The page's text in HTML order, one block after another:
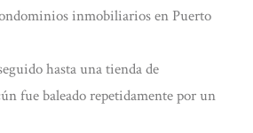
inmobiliarios en Puerto
hasta una tienda de
fue baleado repetidamente por un